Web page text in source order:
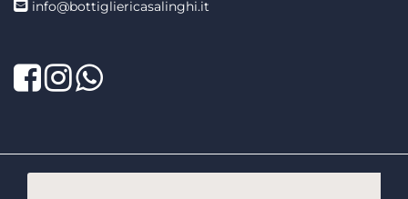
info@bottigliericasalinghi.it
Facebook
TwitterLinkedIn